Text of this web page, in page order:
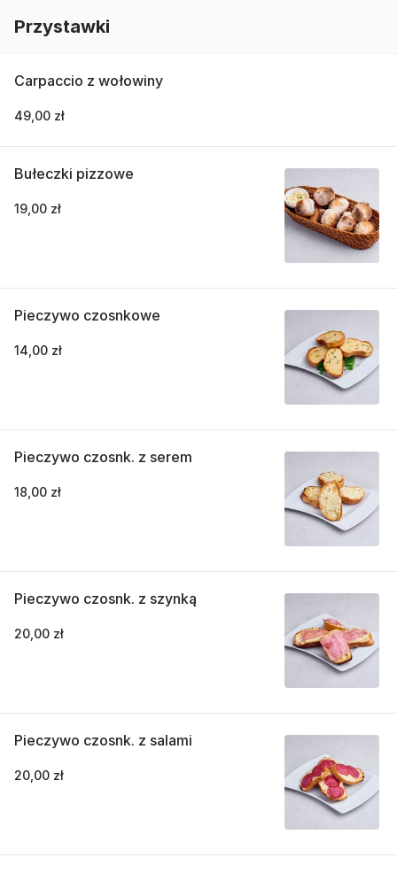
Przystawki
Carpaccio z wołowiny
49,00 zł
Bułeczki pizzowe
19,00 zł
Pieczywo czosnkowe
14,00 zł
Pieczywo czosnk. z serem
18,00 zł
Pieczywo czosnk. z szynką
20,00 zł
Pieczywo czosnk. z salami
20,00 zł